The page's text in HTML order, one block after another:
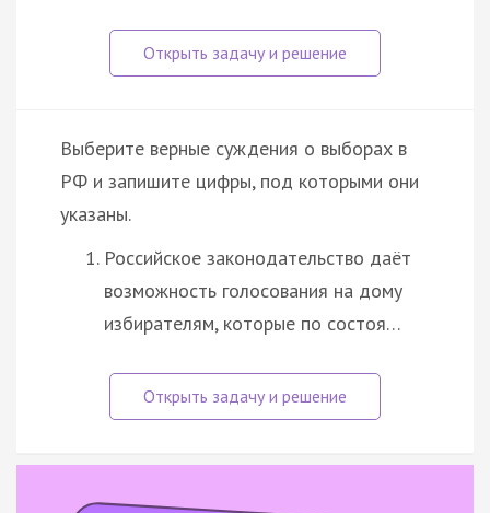
Выберите верные суждения о выборах в
РФ и запишите цифры, под которыми они
указаны.
Российское законодательство даёт
возможность голосования на дому
избирателям, которые по состоя…